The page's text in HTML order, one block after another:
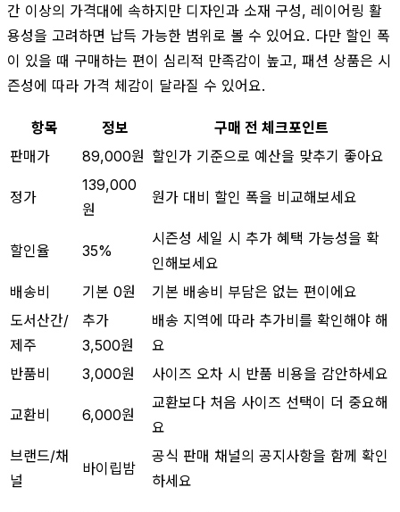
간 이상의 가격대에 속하지만 디자인과 소재 구성, 레이어링 활
용성을 고려하면 납득 가능한 범위로 볼 수 있어요. 다만 할인 폭
이 있을 때 구매하는 편이 심리적 만족감이 높고, 패션 상품은 시
즌성에 따라 가격 체감이 달라질 수 있어요.
항목 정보
구매 전 체크포인트
판매가
89,000원 할인가 기준으로 예산을 맞추기 좋아요
정가
139,000
원
원가 대비 할인 폭을 비교해보세요
할인율 35%
시즌성 세일 시 추가 혜택 가능성을 확
인해보세요
배송비
기본 0원
기본 배송비 부담은 없는 편이에요
도서산간/
제주
추가
3,500원
배송 지역에 따라 추가비를 확인해야 해
요
반품비
3,000원 사이즈 오차 시 반품 비용을 감안하세요
교환비 6,000원
교환보다 처음 사이즈 선택이 더 중요해
요
브랜드/채
널
바이립밤
공식 판매 채널의 공지사항을 함께 확인
하세요